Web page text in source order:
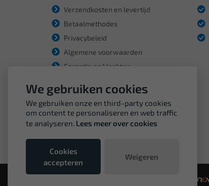
Verzendkosten en levertijd
Betaalmethodes
Privacybeleid
Algemene voorwaarden
Garantie en klachten
We gebruiken cookies
We gebruiken onze en third-party cookies
om content te personaliseren en web traffic
te analyseren. Lees meer over cookies
Cookies
accepteren
Weigeren